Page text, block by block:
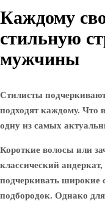
Каждому
стильную
мужчины
Стилисты
подходят каждому. Что
одну из самых
Короткие волосы или
классический
подчеркивать
подбородок. Однако